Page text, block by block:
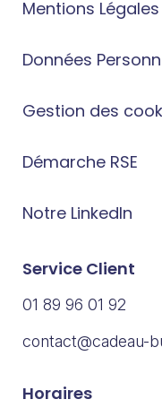
Mentions Légales
Données
Gestion des
Démarche RSE
Notre LinkedIn
Service Client
01 89 96 01 92
contact@cadeau-
Horaires